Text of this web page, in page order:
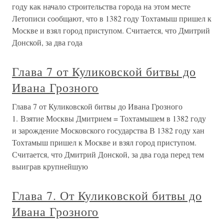
году как начало строительства города на этом месте
Летописи сообщают, что в 1382 году Тохтамыш пришел к
Москве и взял город приступом. Считается, что Дмитрий
Донской, за два года
Глава 7 от Куликовской битвы до
Ивана Грозного
Глава 7 от Куликовской битвы до Ивана Грозного
1. Взятие Москвы Дмитрием = Тохтамышем в 1382 году
и зарождение Московского государства В 1382 году хан
Тохтамыш пришел к Москве и взял город приступом.
Считается, что Дмитрий Донской, за два года перед тем
выиграв крупнейшую
Глава 7. От Куликовской битвы до
Ивана Грозного